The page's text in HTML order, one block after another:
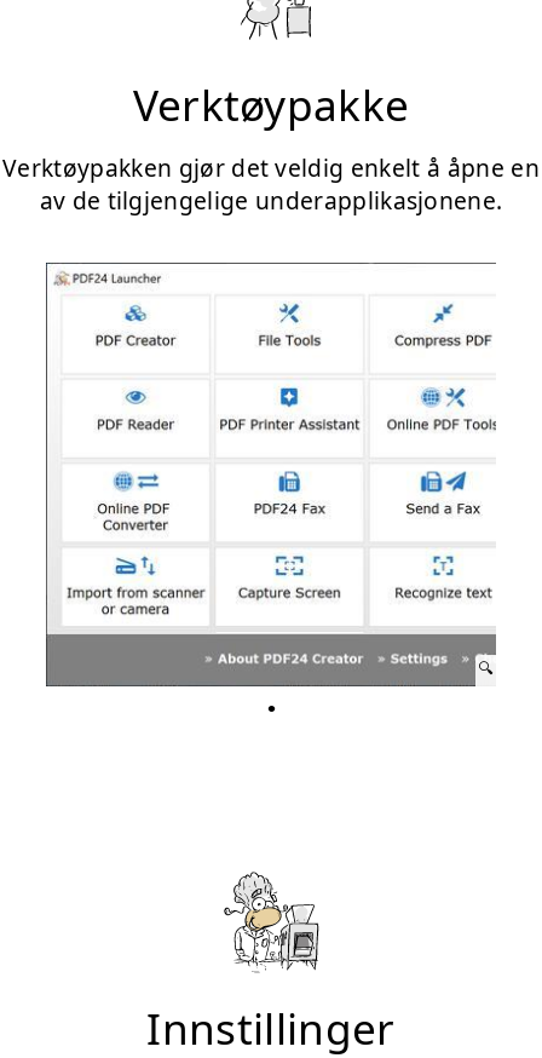
Verktøypakke
Verktøypakken gjør det veldig enkelt å åpne en
av de tilgjengelige underapplikasjonene.
Innstillinger